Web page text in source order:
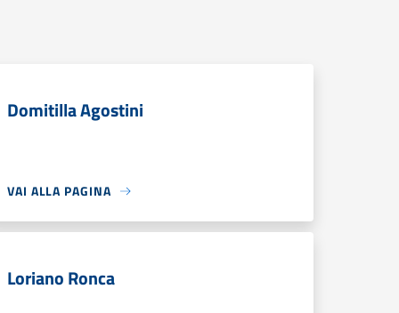
Domitilla Agostini
VAI ALLA PAGINA
Loriano Ronca